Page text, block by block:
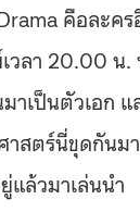
คือละค
วลา 20.00
เป็นตัวเอก
สตร์นี่ขุดกัน
แล้วมาเล่นนำ